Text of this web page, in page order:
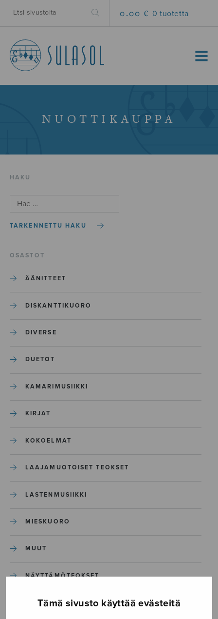
Tämä sivusto käyttää evästeitä
0.00 € 0 tuotetta
MENU
NUOTTIKAUPPA
HAKU
TARKENNETTU HAKU
OSASTOT
ÄÄNITTEET
DISKANTTIKUORO
DIVERSE
DUETOT
KAMARIMUSIIKKI
KIRJAT
KOKOELMAT
LAAJAMUOTOISET TEOKSET
LASTENMUSIIKKI
MIESKUORO
MUUT
NÄYTTÄMÖTEOKSET
SEKAKUORO